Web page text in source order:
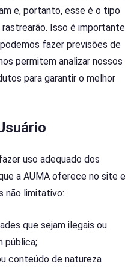
e, portanto, esse é o tipo
Isso é importante
fazer previsões de
permitem analizar nossos
para garantir o melhor
uso adequado dos
a AUMA oferece no site e
não limitativo:
que sejam ilegais ou
pública;
conteúdo de natureza